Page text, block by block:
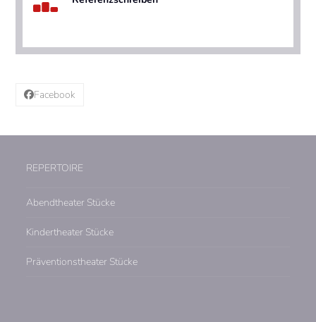
Facebook
REPERTOIRE
Abendtheater Stücke
Kindertheater Stücke
Präventionstheater Stücke